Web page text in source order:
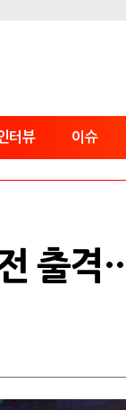
터뷰 이슈
출